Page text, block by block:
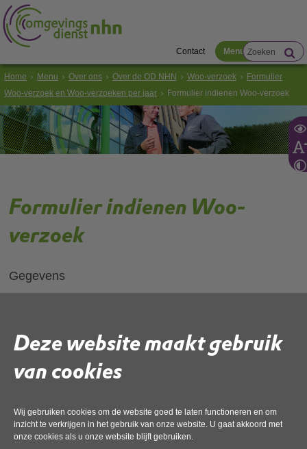
Deze website maakt gebruik
van cookies
Wij gebruiken cookies om de website goed te laten functioneren en om
inzicht te verkrijgen in het gebruik van onze website. U gaat akkoord met
onze cookies als u onze website blijft gebruiken.
Contact Menu
Home Menu Over ons Over de OD NHN Woo-verzoek
Formulier
Woo-verzoek en Woo-verzoeken per jaar
Formulier indienen Woo-verzoek
Formulier indienen Woo-
verzoek
Gegevens
Particulier